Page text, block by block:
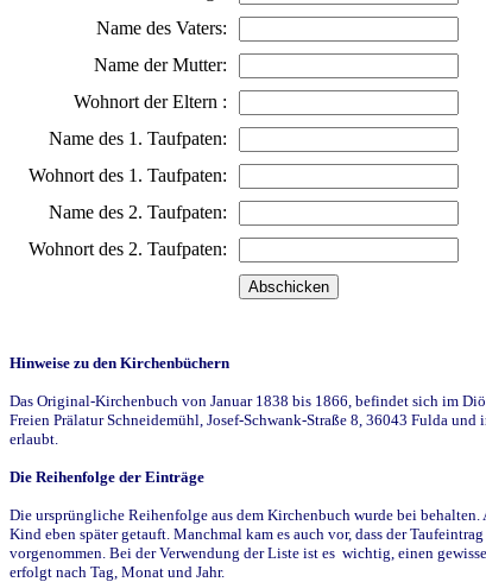
Name des Vaters:
Name der Mutter:
Wohnort der Eltern :
Name des 1. Taufpaten:
Wohnort des 1. Taufpaten:
Name des 2. Taufpaten:
Wohnort des 2. Taufpaten:
Hinweise zu den Kirchenbüchern
Das Original-Kirchenbuch von Januar 1838 bis 1866, befindet sich im
Freien Prälatur Schneidemühl, Josef-Schwank-Straße 8, 36043 Fulda
erlaubt.
Die Reihenfolge der Einträge
Die ursprüngliche Reihenfolge aus dem Kirchenbuch wurde bei
Kind eben später getauft. Manchmal kam es auch vor, dass der
vorgenommen. Bei der Verwendung der Liste ist es wichtig, einen
erfolgt nach Tag, Monat und Jahr.